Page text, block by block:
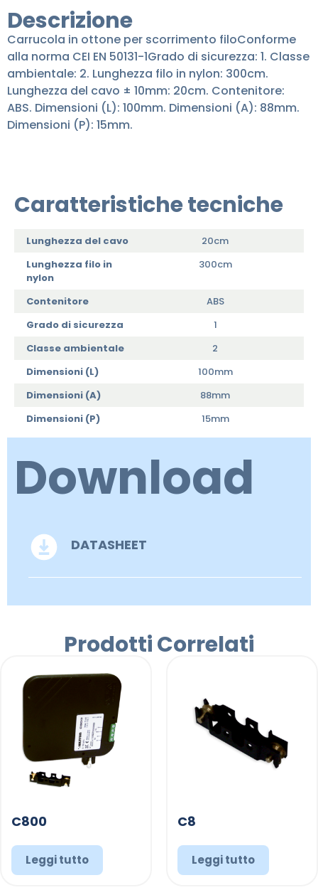
Descrizione
Carrucola in ottone per scorrimento filoConforme
alla norma CEI EN 50131-1Grado di sicurezza: 1. Classe
ambientale: 2. Lunghezza filo in nylon: 300cm.
Lunghezza del cavo ± 10mm: 20cm. Contenitore:
ABS. Dimensioni (L): 100mm. Dimensioni (A): 88mm.
Dimensioni (P): 15mm.
Caratteristiche tecniche
Lunghezza del cavo
20cm
Lunghezza filo in
nylon
300cm
Contenitore
ABS
Grado di sicurezza
1
Classe ambientale
2
Dimensioni (L)
100mm
Dimensioni (A)
88mm
Dimensioni (P)
15mm
Download
DATASHEET
Prodotti Correlati
C800
Leggi tutto
C8
Leggi tutto